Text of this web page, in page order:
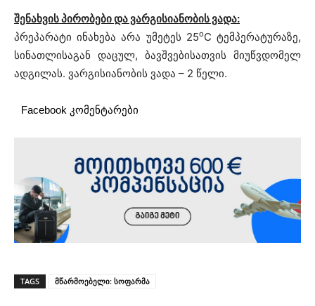
შენახვის პირობები და ვარგისიანობის ვადა:
პრეპარატი ინახება არა უმეტეს 25oC ტემპერატურაზე,
სინათლისაგან დაცულ, ბავშვებისათვის მიუწვდომელ
ადგილას. ვარგისიანობის ვადა – 2 წელი.
Facebook კომენტარები
TAGS მწარმოებელი: სოფარმა